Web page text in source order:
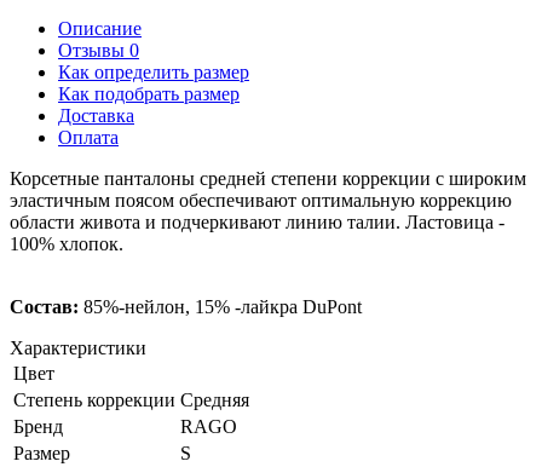
Описание
Отзывы 0
Как определить размер
Как подобрать размер
Доставка
Оплата
Корсетные панталоны средней степени коррекции с широким
эластичным поясом обеспечивают оптимальную коррекцию
области живота и подчеркивают линию талии. Ластовица -
100% хлопок.
Состав: 85%-нейлон, 15% -лайкра DuPont
Характеристики
Цвет
Степень коррекции Средняя
Бренд
RAGO
Размер
S